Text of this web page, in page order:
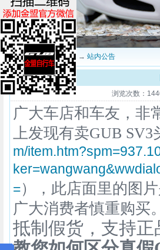
当前位置：深圳金盟 → 站内公告
浏览次数：
广大车店和车友，非
上发现有卖GUB
m/
=），此店面里的图
广大消费者慎重购买。
抵制假货，支持正